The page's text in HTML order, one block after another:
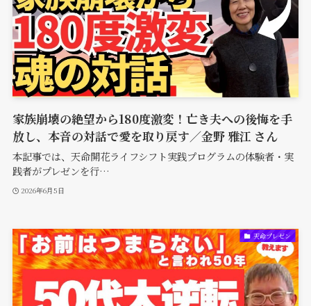
家族崩壊の絶望から180度激変！亡き夫への後悔を手
放し、本音の対話で愛を取り戻す／金野 雅江 さん
本記事では、天命開花ライフシフト実践プログラムの体験者・実
践者がプレゼンを行…
2026年6月5日
天命プレゼン